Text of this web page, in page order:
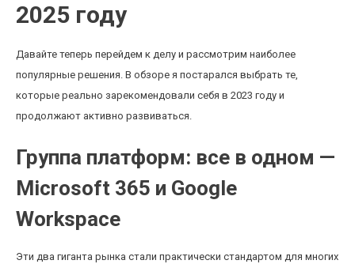
2025 году
Давайте теперь перейдем к делу и рассмотрим наиболее
популярные решения. В обзоре я постарался выбрать те,
которые реально зарекомендовали себя в 2023 году и
продолжают активно развиваться.
Группа платформ: все в одном —
Microsoft 365 и Google
Workspace
Эти два гиганта рынка стали практически стандартом для многих